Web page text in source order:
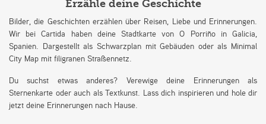
Erzähle deine Geschichte
Bilder, die Geschichten erzählen über Reisen, Liebe und Erinnerungen.
Wir bei Cartida haben deine Stadtkarte von O Porriño in Galicia,
Spanien. Dargestellt als Schwarzplan mit Gebäuden oder als Minimal
City Map mit filigranen Straßennetz.
Du suchst etwas anderes? Verewige deine Erinnerungen als
Sternenkarte oder auch als Textkunst. Lass dich inspirieren und hole dir
jetzt deine Erinnerungen nach Hause.